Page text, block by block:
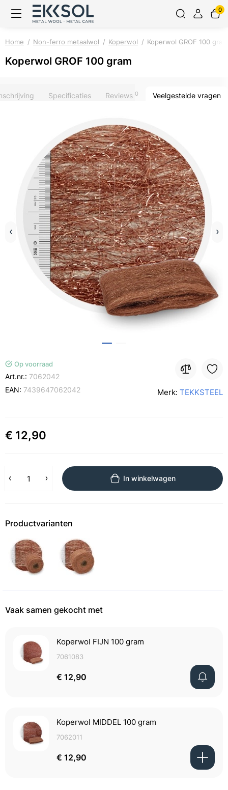
0
Home Non-ferro metaalwol Koperwol Koperwol GROF 100 gram
Koperwol GROF 100 gram
Specificaties Reviews 0 Veelgestelde vragen
Op voorraad
Art.nr.: 7062042
EAN: 7439647062042 Merk: TEKKSTEEL
€ 12,90
In winkelwagen
Productvarianten
Vaak samen gekocht met
Koperwol FIJN 100 gram
7061083
€ 12,90
Koperwol MIDDEL 100 gram
7062011
€ 12,90